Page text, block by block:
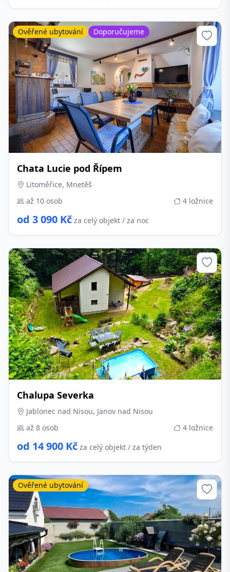
Chata Lucie pod Řípem
Litoměřice, Mnetěš
až 10 osob
4 ložnice
od 3 090 Kč za celý objekt / za noc
Ověřené ubytování Doporučujeme
Chalupa Severka
Jablonec nad Nisou, Janov nad Nisou
až 8 osob
4 ložnice
od 14 900 Kč za celý objekt / za týden
Ověřené ubytování